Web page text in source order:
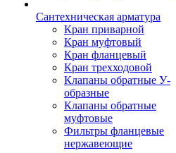
Сантехническая арматура
Кран приварной
Кран муфтовый
Кран фланцевый
Кран трехходовой
Клапаны обратные У-
образные
Клапаны обратные
муфтовые
Фильтры фланцевые
нержавеющие